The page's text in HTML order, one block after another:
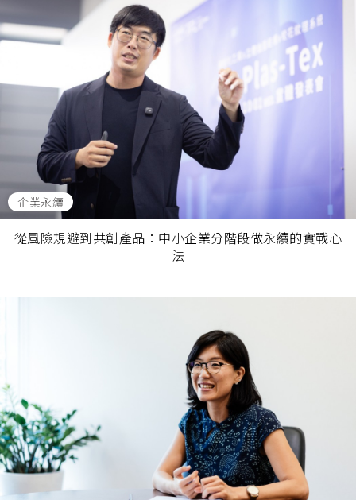
企業永續
從風險規避到共創產品：中小企業分階段做永續的實戰心
法